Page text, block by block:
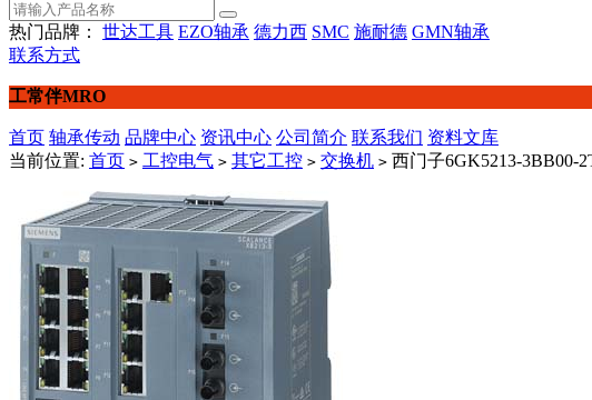
热门品牌： 世达工具 EZO轴承 德力西 SMC 施耐德 GMN轴承
联系方式
工常伴MRO
首页 轴承传动 品牌中心 资讯中心 公司简介 联系我们 资料文库
当前位置: 首页 > 工控电气 > 其它工控 > 交换机 > 西门子6GK5213-3BB00-